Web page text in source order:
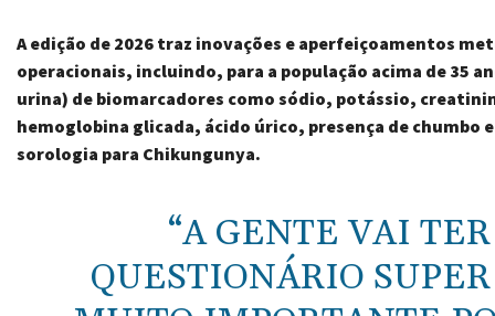
A edição de 2026 traz inovações e aperfeiçoamentos
operacionais, incluindo, para a população acima de 35
urina) de biomarcadores como sódio, potássio,
hemoglobina glicada, ácido úrico, presença de chumbo
sorologia para Chikungunya.
“A GENTE VAI
QUESTIONÁRIO